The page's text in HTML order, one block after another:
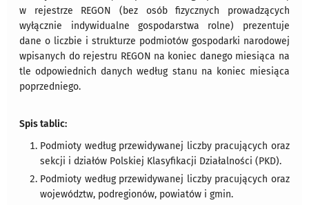
w rejestrze REGON (bez osób fizycznych prowadzących
wyłącznie indywidualne gospodarstwa rolne) prezentuje
dane o liczbie i strukturze podmiotów gospodarki narodowej
wpisanych do rejestru REGON na koniec danego miesiąca na
tle odpowiednich danych według stanu na koniec miesiąca
poprzedniego.
Spis tablic:
Podmioty według przewidywanej liczby pracujących oraz
sekcji i działów Polskiej Klasyfikacji Działalności (PKD).
Podmioty według przewidywanej liczby pracujących oraz
województw, podregionów, powiatów i gmin.